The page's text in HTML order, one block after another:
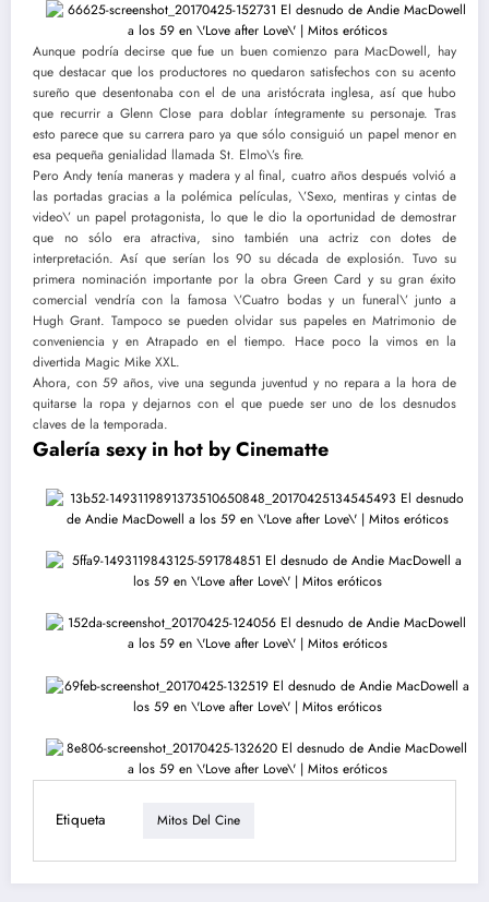
Aunque podría decirse que fue un buen comienzo para MacDowell, hay
que destacar que los productores no quedaron satisfechos con su acento
sureño que desentonaba con el de una aristócrata inglesa, así que hubo
que recurrir a Glenn Close para doblar íntegramente su personaje. Tras
esto parece que su carrera paro ya que sólo consiguió un papel menor en
esa pequeña genialidad llamada St. Elmo\’s fire.
Pero Andy tenía maneras y madera y al final, cuatro años después volvió a
las portadas gracias a la polémica películas, \’Sexo, mentiras y cintas de
video\’ un papel protagonista, lo que le dio la oportunidad de demostrar
que no sólo era atractiva, sino también una actriz con dotes de
interpretación. Así que serían los 90 su década de explosión. Tuvo su
primera nominación importante por la obra Green Card y su gran éxito
comercial vendría con la famosa \’Cuatro bodas y un funeral\’ junto a
Hugh Grant. Tampoco se pueden olvidar sus papeles en Matrimonio de
conveniencia y en Atrapado en el tiempo. Hace poco la vimos en la
divertida Magic Mike XXL.
Ahora, con 59 años, vive una segunda juventud y no repara a la hora de
quitarse la ropa y dejarnos con el que puede ser uno de los desnudos
claves de la temporada.
Galería sexy in hot by Cinematte
Etiqueta Mitos Del Cine